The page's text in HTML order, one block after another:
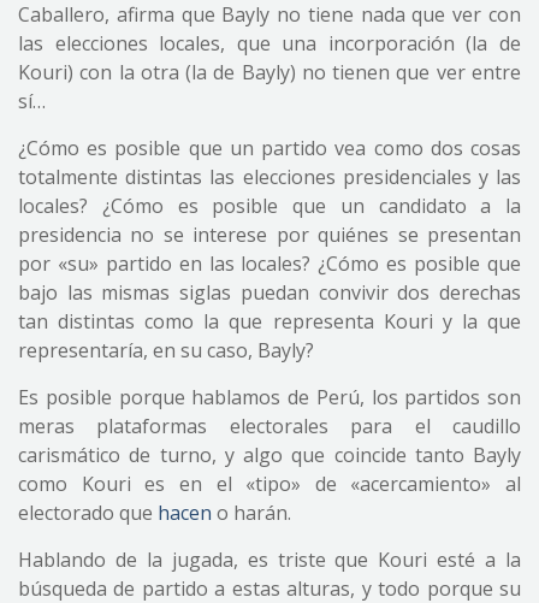
Caballero, afirma que Bayly no tiene nada que ver con
las elecciones locales, que una incorporación (la de
Kouri) con la otra (la de Bayly) no tienen que ver entre
sí…
¿Cómo es posible que un partido vea como dos cosas
totalmente distintas las elecciones presidenciales y las
locales? ¿Cómo es posible que un candidato a la
presidencia no se interese por quiénes se presentan
por «su» partido en las locales? ¿Cómo es posible que
bajo las mismas siglas puedan convivir dos derechas
tan distintas como la que representa Kouri y la que
representaría, en su caso, Bayly?
Es posible porque hablamos de Perú, los partidos son
meras plataformas electorales para el caudillo
carismático de turno, y algo que coincide tanto Bayly
como Kouri es en el «tipo» de «acercamiento» al
electorado que hacen o harán.
Hablando de la jugada, es triste que Kouri esté a la
búsqueda de partido a estas alturas, y todo porque su